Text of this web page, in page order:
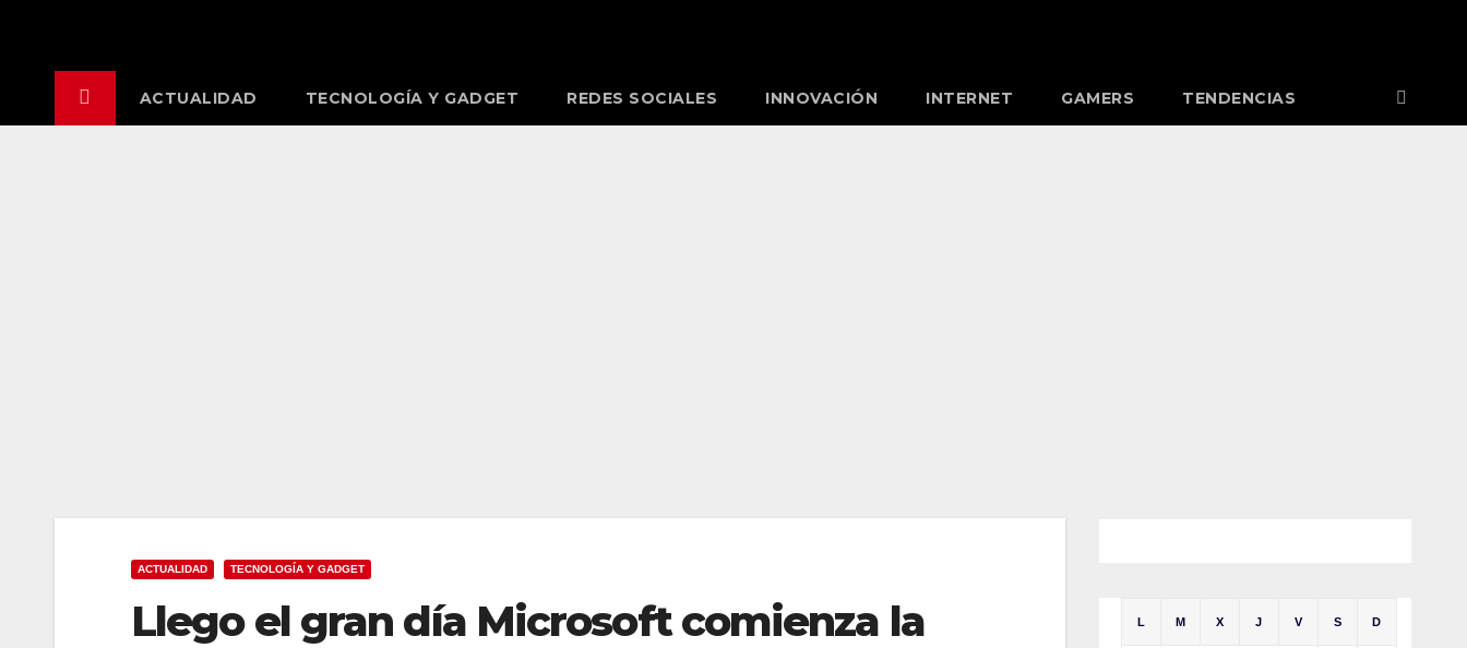
ACTUALIDAD TECNOLOGÍA Y GADGET REDES SOCIALES INNOVACIÓN INTERNET GAMERS TENDENCIAS
ACTUALIDAD TECNOLOGÍA Y GADGET
Llego el gran día Microsoft comienza la
L M X J V S D